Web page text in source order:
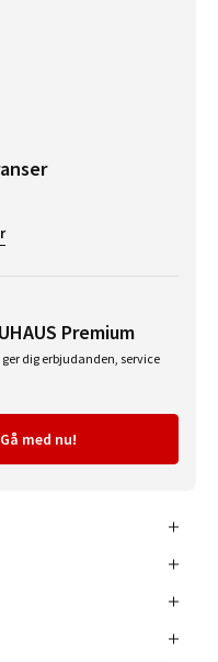
Premium
dig erbjudanden, service
Gå med nu!